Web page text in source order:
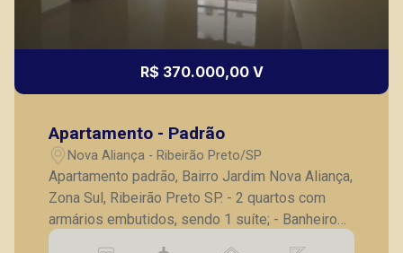
R$ 370.000,00 V
Apartamento - Padrão
Nova Aliança - Ribeirão Preto/SP
Apartamento padrão, Bairro Jardim Nova Aliança,
Zona Sul, Ribeirão Preto SP. - 2 quartos com
armários embutidos, sendo 1 suíte; - Banheiro
social completo; - Sala para 2 ambiente; -